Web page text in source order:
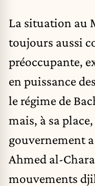
La situation au
toujours aussi
préoccupante,
en puissance
le régime de
mais, à sa
gouvernement
Ahmed al-
mouvements